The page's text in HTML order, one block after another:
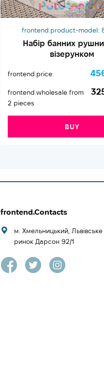
frontend.product-model:
Набір банних
візерунком
frontend.price:
frontend.wholesale from
2 pieces
BUY
frontend.Contacts
м. Хмельницький,
ринок Дарсон 92/1